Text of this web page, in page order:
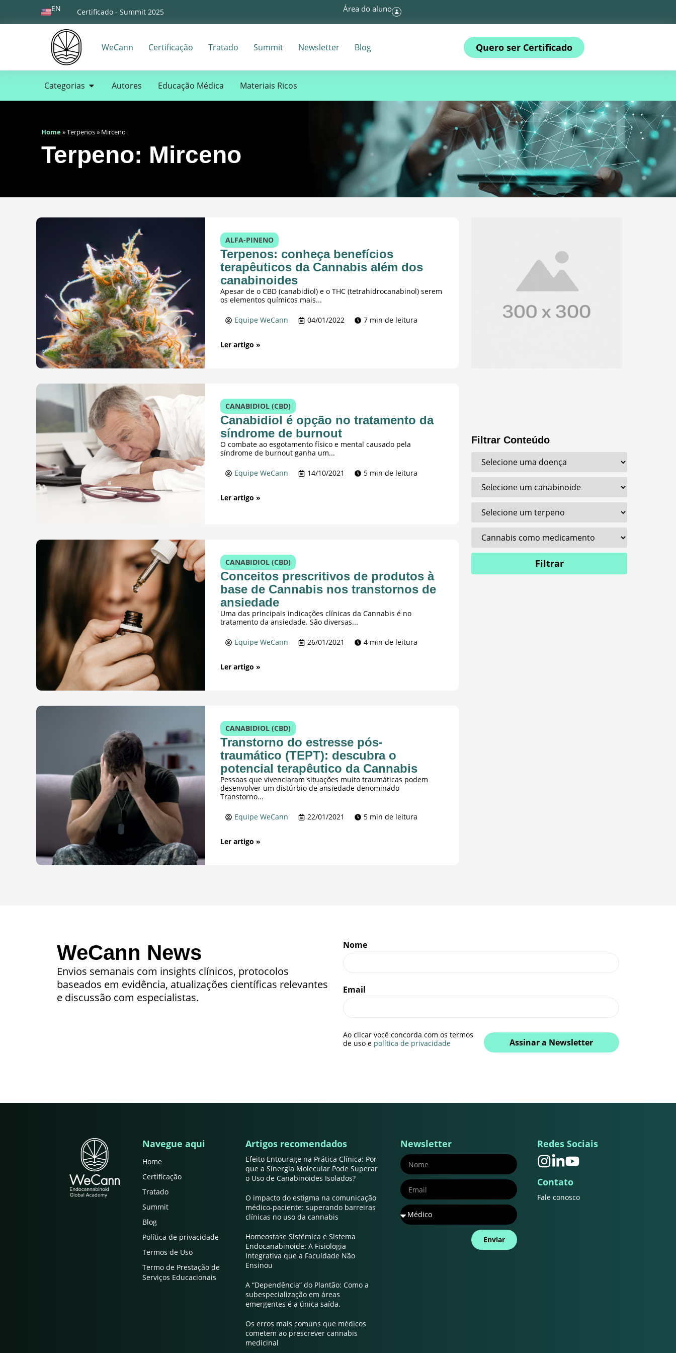
EN Certificado - Summit 2025 Área do aluno
WeCann Certificação Tratado Summit Newsletter Blog Quero ser Certificado
Categorias Autores Educação Médica Materiais Ricos
Home»Terpenos» Mirceno
Terpeno: Mirceno
ALFA-PINENO
Terpenos: conheça benefícios
terapêuticos da Cannabis além dos
canabinoides
Apesar de o CBD (canabidiol) e o THC (tetrahidrocanabinol) serem
os elementos químicos mais...
Equipe WeCann 04/01/2022 7 min de leitura
Ler artigo »
CANABIDIOL (CBD)
Canabidiol é opção no tratamento da
síndrome de burnout
O combate ao esgotamento físico e mental causado pela
síndrome de burnout ganha um...
Equipe WeCann 14/10/2021 5 min de leitura
Ler artigo »
CANABIDIOL (CBD)
Conceitos prescritivos de produtos à
base de Cannabis nos transtornos de
ansiedade
Uma das principais indicações clínicas da Cannabis é no
tratamento da ansiedade. São diversas...
Equipe WeCann 26/01/2021 4 min de leitura
Ler artigo »
CANABIDIOL (CBD)
Transtorno do estresse pós-
traumático (TEPT): descubra o
potencial terapêutico da Cannabis
Pessoas que vivenciaram situações muito traumáticas podem
desenvolver um distúrbio de ansiedade denominado
Transtorno...
Equipe WeCann 22/01/2021 5 min de leitura
Ler artigo »
Filtrar Conteúdo
Filtrar
WeCann News
Envios semanais com insights clínicos, protocolos
baseados em evidência, atualizações científicas relevantes
e discussão com especialistas.
Nome
Email
Ao clicar você concorda com os termos
de uso e política de privacidade Assinar a Newsletter
Navegue aqui
Home
Certificação
Tratado
Summit
Blog
Política de privacidade
Termos de Uso
Termo de Prestação de
Serviços Educacionais
Artigos recomendados
Efeito Entourage na Prática Clínica: Por
que a Sinergia Molecular Pode Superar
o Uso de Canabinoides Isolados?
O impacto do estigma na comunicação
médico-paciente: superando barreiras
clínicas no uso da cannabis
Homeostase Sistêmica e Sistema
Endocanabinoide: A Fisiologia
Integrativa que a Faculdade Não
Ensinou
A “Dependência” do Plantão: Como a
subespecialização em áreas
emergentes é a única saída.
Os erros mais comuns que médicos
cometem ao prescrever cannabis
medicinal
Newsletter
Enviar
Redes Sociais
Contato
Fale conosco